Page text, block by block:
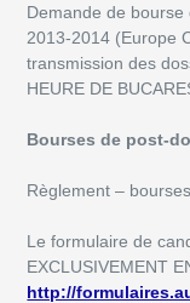
Demande de bourse
2013-2014 (Europe
transmission des
HEURE DE
Bourses de post-
Règlement –
Le formulaire de
EXCLUSIVEMENT
http://